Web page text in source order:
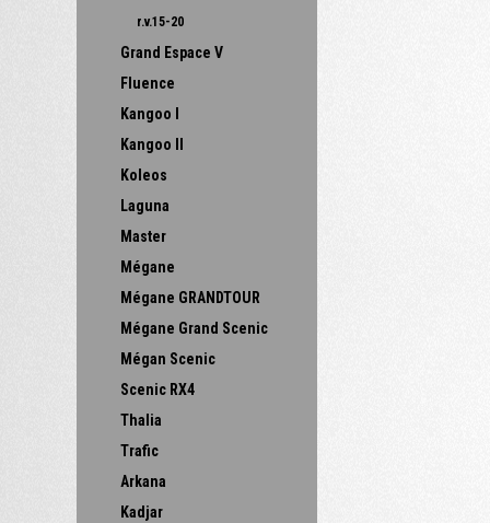
r.v.15-20
Grand Espace V
Fluence
Kangoo I
Kangoo II
Koleos
Laguna
Master
Mégane
Mégane GRANDTOUR
Mégane Grand Scenic
Mégan Scenic
Scenic RX4
Thalia
Trafic
Arkana
Kadjar